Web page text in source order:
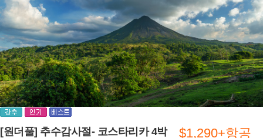
[원더풀] 추수감사절- 코스타리카 4박 $1,290+항공